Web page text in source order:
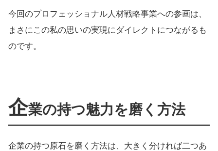
今回のプロフェッショナル人材戦略事業への参画は、
まさにこの私の思いの実現にダイレクトにつながるも
のです。
企業の持つ魅力を磨く方法
企業の持つ原石を磨く方法は、大きく分ければ二つあ